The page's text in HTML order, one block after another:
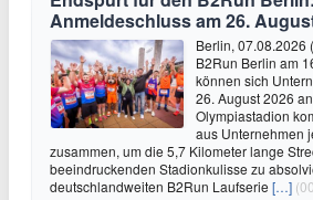
Anmeldeschluss am 26.
Berlin, 07.08.2026
B2Run Berlin am
können sich
26. August 2026
Olympiastadion
aus Unternehmen
zusammen, um die 5,7 Kilometer lange
beeindruckenden Stadionkulisse zu
deutschlandweiten B2Run Laufserie […]